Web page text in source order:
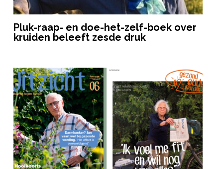
Pluk-raap- en doe-het-zelf-boek over
kruiden beleeft zesde druk